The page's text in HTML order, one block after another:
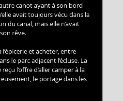
autre canot ayant à son bord
avait toujours vécu dans la
du canal, mais elle n’avait
rêve.
et acheter, entre
le parc adjacent l’écluse. La
l’offre d’aller camper à la
le portage dans les